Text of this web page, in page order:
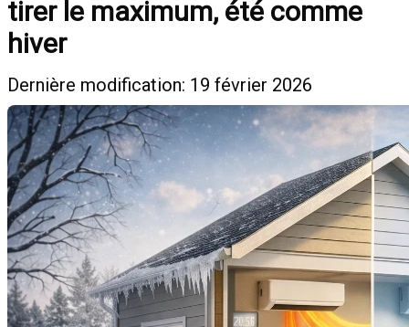
tirer le maximum, été comme
hiver
Dernière modification: 19 février 2026